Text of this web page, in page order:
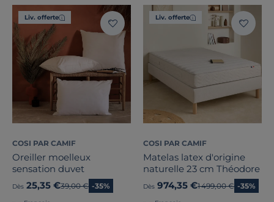
Liv. offerte
COSI PAR CAMIF
Oreiller moelleux
sensation duvet
Dès 25,35 €Ancien prix
39,00 € -35%
Liv. offerte
COSI PAR CAMIF
Matelas latex d'origine
naturelle 23 cm Théodore
Dès 974,35 €Ancien prix
1 499,00 € -35%